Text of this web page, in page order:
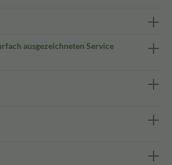
ausgezeichneten Service